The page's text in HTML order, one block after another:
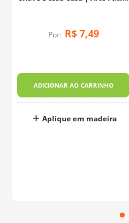
Por: R$ 7,49
ADICIONAR AO CARRINHO
Aplique em madeira